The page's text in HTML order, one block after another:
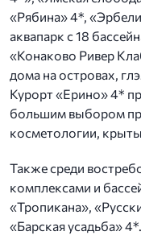
«Рябина» 4*,
аквапарк с 18
«Конаково Ривер
дома на островах,
Курорт «Ерино» 4*
большим выбором
косметологии,
Также среди
комплексами и
«Тропикана»,
«Барская усадьба» 4*.